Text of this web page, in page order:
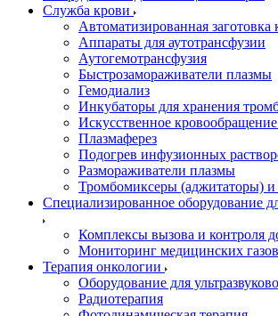
Служба крови
Автоматизированная заготовка
Аппараты для аутотрансфузии
Аутогемотрансфузия
Быстрозамораживатели плазмы
Гемодиализ
Инкубаторы для хранения
Искусственное
Плазмаферез
Подогрев инфузионных
Размораживатели плазмы
Тромбомиксеры (аджитаторы) и
Специализированное оборудование
Комплексы вызова и контроля
Мониторинг медицинских газов
Терапия онкологии
Оборудование для
Радиотерапия